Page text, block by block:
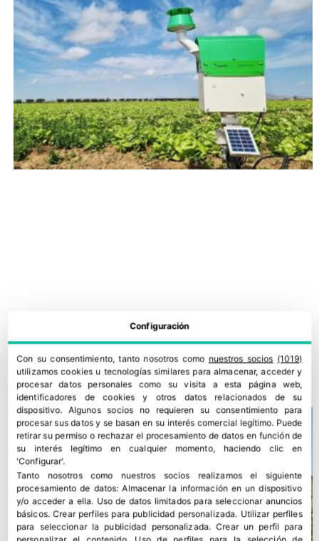
Proexport impulsa la lucha biológica contra plagas en melón y
sandía
3 julio, 2026
Configuración
Con su consentimiento, tanto nosotros como nuestros socios (1019)
utilizamos cookies u tecnologías similares para almacenar, acceder y
procesar datos personales como su visita a esta página web,
identificadores de cookies y otros datos relacionados de su
dispositivo. Algunos socios no requieren su consentimiento para
procesar sus datos y se basan en su interés comercial legítimo. Puede
retirar su permiso o rechazar el procesamiento de datos en función de
su interés legítimo en cualquier momento, haciendo clic en
'Configurar'.
Tanto nosotros como nuestros socios realizamos el siguiente
procesamiento de datos:Almacenar la información en un dispositivo
y/o acceder a ella. Uso de datos limitados para seleccionar anuncios
básicos.Crear perfiles para publicidad personalizada. Utilizar perfiles
para seleccionar la publicidad personalizada.Crear un perfil para